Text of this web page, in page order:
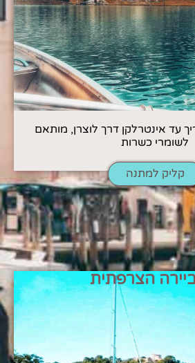
עד אינטרלקן דרך לוצרן, מותאם
לשומרי כשרות
קליק למתנה
הצרפתית